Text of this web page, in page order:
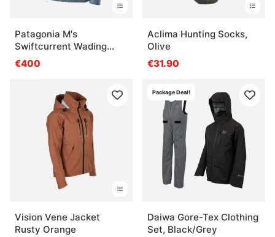
Patagonia M's
Swiftcurrent Wading
Jacket UTB
€400
Aclima Hunting Socks,
Olive
€31.90
Vision Vene Jacket
Rusty Orange
Package Deal!
Daiwa Gore-Tex Clothing
Set, Black/Grey